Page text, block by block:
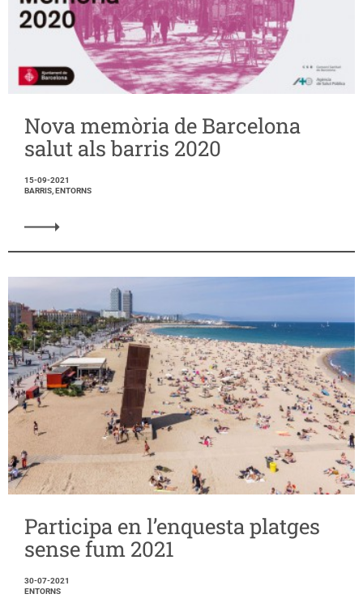
Nova memòria de Barcelona
salut als barris 2020
15-09-2021
BARRIS, ENTORNS
Participa en l’enquesta platges
sense fum 2021
30-07-2021
ENTORNS